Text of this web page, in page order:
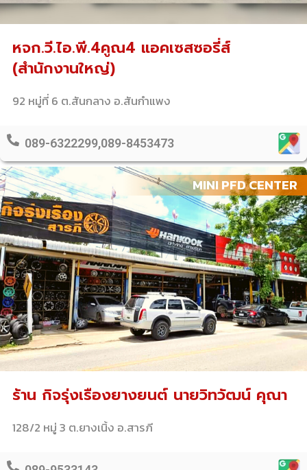
หจก.วี.ไอ.พี.4คูณ4 แอคเซสซอรี่ส์
(สำนักงานใหญ่)
92 หมู่ที่ 6 ต.สันกลาง อ.สันกำแพง
089-6322299,089-8453473
MINI PFD CENTER
ร้าน กิจรุ่งเรืองยางยนต์ นายวิทวัฒน์ คุณา
128/2 หมู่ 3 ต.ยางเนิ้ง อ.สารภี